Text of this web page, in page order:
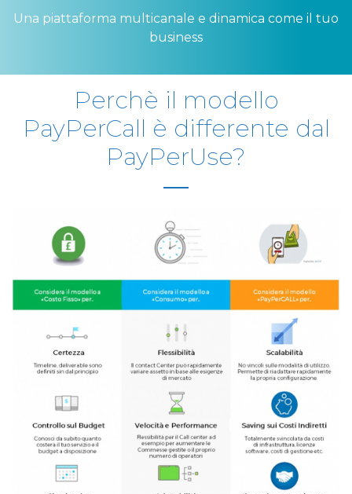
Una piattaforma multicanale e dinamica come il tuo
business
Perchè il modello
PayPerCall è differente dal
PayPerUse?